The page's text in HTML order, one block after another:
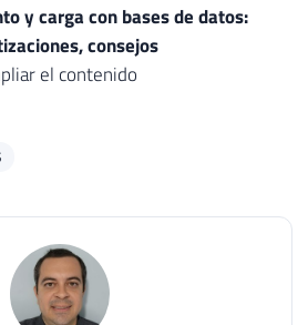
y carga con bases de datos:
consejos
el contenido